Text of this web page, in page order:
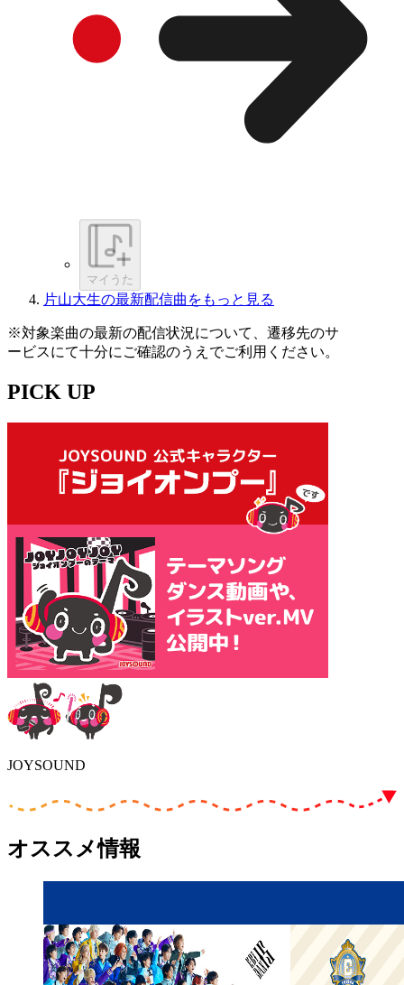
マイうた
片山大生の最新配信曲をもっと見る
※対象楽曲の最新の配信状況について、遷移先のサ
ービスにて十分にご確認のうえでご利用ください。
PICK UP
JOYSOUND
オススメ情報